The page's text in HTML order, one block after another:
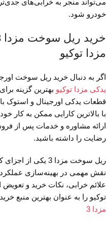
می‌تواند منجر به خرابی‌های
خودرو شود.
مزدا توکیو
اگر به دنبال خرید ریل سوخت اورجینال مزدا 3
یدکی مزدا توکیو بهترین گزینه
قطعات یدکی اورجینال و استوک
با بالاترین کارایی ممکن به کار
ارائه مشاوره و خدمات پس از
رضایت را داشته باشید.
ریل سوخت مزدا 3
نقش مهمی در بهینه‌سازی عملکرد
علائم خرابی، نکات خرید و
توکیو را به عنوان بهترین منبع
مزدا 3